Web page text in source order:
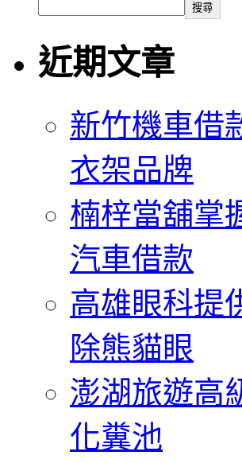
搜尋
近期文章
新竹機車借
衣架品牌
楠梓當舖掌
汽車借款
高雄眼科提
除熊貓眼
澎湖旅遊高
化糞池